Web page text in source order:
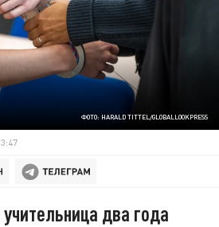
ФОТО: HARALD TITTEL/GLOBALLOOKPRESS
два года